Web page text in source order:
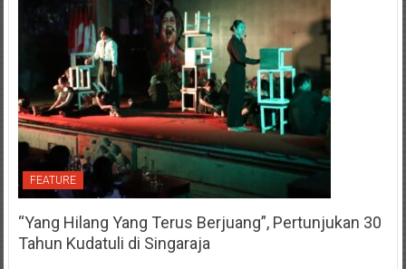
FEATURE
“Yang Hilang Yang Terus Berjuang”, Pertunjukan 30
Tahun Kudatuli di Singaraja